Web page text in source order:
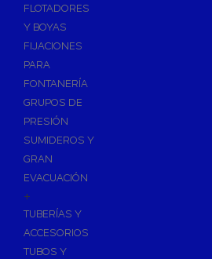
FLOTADORES
Y BOYAS
FIJACIONES
PARA
FONTANERÍA
GRUPOS DE
PRESIÓN
SUMIDEROS Y
GRAN
EVACUACIÓN
+
TUBERÍAS Y
ACCESORIOS
TUBOS Y